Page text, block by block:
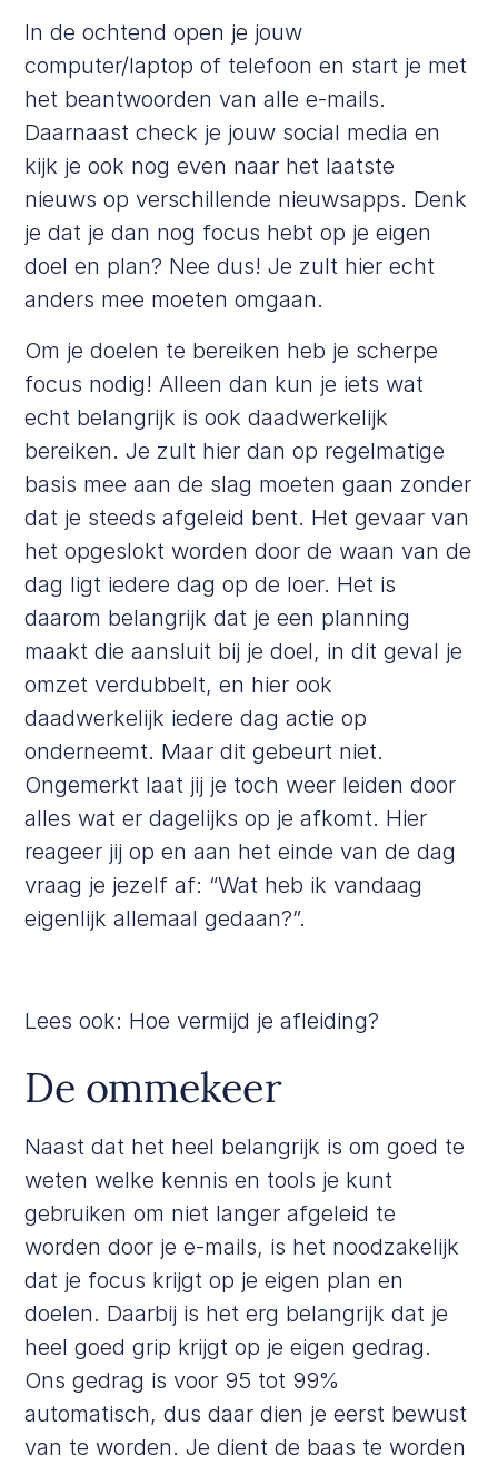
In de ochtend open je jouw
computer/laptop of telefoon en start je met
het beantwoorden van alle e-mails.
Daarnaast check je jouw social media en
kijk je ook nog even naar het laatste
nieuws op verschillende nieuwsapps. Denk
je dat je dan nog focus hebt op je eigen
doel en plan? Nee dus! Je zult hier echt
anders mee moeten omgaan.
Om je doelen te bereiken heb je scherpe
focus nodig! Alleen dan kun je iets wat
echt belangrijk is ook daadwerkelijk
bereiken. Je zult hier dan op regelmatige
basis mee aan de slag moeten gaan zonder
dat je steeds afgeleid bent. Het gevaar van
het opgeslokt worden door de waan van de
dag ligt iedere dag op de loer. Het is
daarom belangrijk dat je een planning
maakt die aansluit bij je doel, in dit geval je
omzet verdubbelt, en hier ook
daadwerkelijk iedere dag actie op
onderneemt. Maar dit gebeurt niet.
Ongemerkt laat jij je toch weer leiden door
alles wat er dagelijks op je afkomt. Hier
reageer jij op en aan het einde van de dag
vraag je jezelf af: “Wat heb ik vandaag
eigenlijk allemaal gedaan?”.
Lees ook: Hoe vermijd je afleiding?
De ommekeer
Naast dat het heel belangrijk is om goed te
weten welke kennis en tools je kunt
gebruiken om niet langer afgeleid te
worden door je e-mails, is het noodzakelijk
dat je focus krijgt op je eigen plan en
doelen. Daarbij is het erg belangrijk dat je
heel goed grip krijgt op je eigen gedrag.
Ons gedrag is voor 95 tot 99%
automatisch, dus daar dien je eerst bewust
van te worden. Je dient de baas te worden